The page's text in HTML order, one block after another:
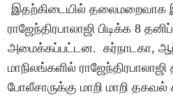
இதற்கிடையில் தலைமறைவாக
ராஜேந்திரபாலாஜி பிடிக்க 8
அமைக்கப்பட்டன. கர்நாடகா,
மாநிலங்களில் ராஜேந்திரபாலாஜி
போலீசாருக்கு மாறி மாறி